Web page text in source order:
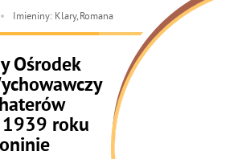
Ośrodek
roku
Imieniny: Klary, Romana